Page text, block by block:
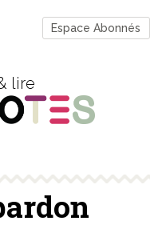
Espace Abonnés
lire